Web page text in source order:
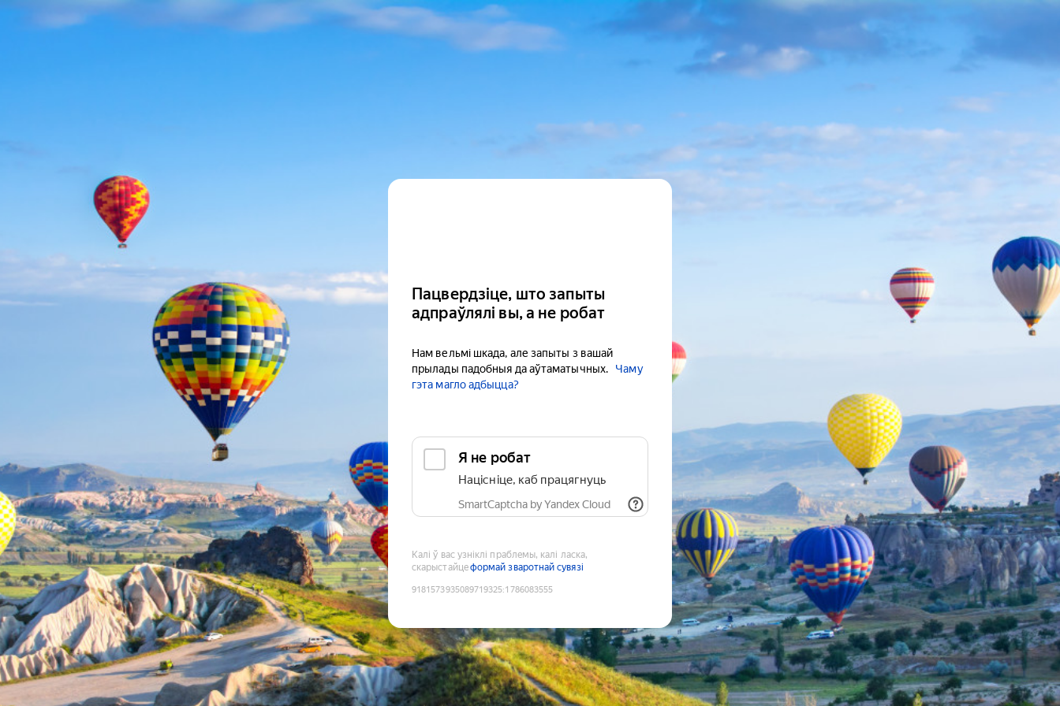
Пацвердзіце, што запыты
адпраўлялі вы, а не робат
Нам вельмі шкада, але запыты з вашай
прылады падобныя да аўтаматычных.
Чаму
гэта магло адбыцца?
Я не робат
Націсніце, каб працягнуць
SmartCaptcha by Yandex Cloud
Калі ў вас узніклі праблемы, калі ласка,
скарыстайцеформай зваротнай сувязі
9181573935089719325:1786083555